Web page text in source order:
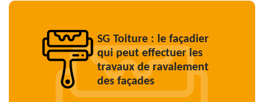
SG Toiture : le façadier
qui peut effectuer les
travaux de ravalement
des façades